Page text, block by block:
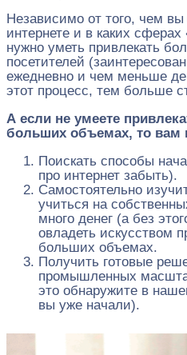
Независимо от того, чем
интернете и в каких
нужно уметь привлекать
посетителей
ежедневно и чем меньше
этот процесс, тем больше
А если не умеете
больших объемах, то вам
Поискать способы
про интернет забыть).
Самостоятельно
учиться на
много денег (а без
овладеть искусством
больших объемах.
Получить готовые
промышленных
это обнаружите в
вы уже начали).